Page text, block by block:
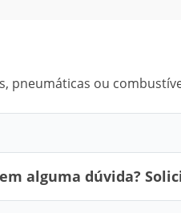
pneumáticas ou
alguma dúvida?